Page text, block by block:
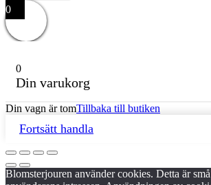
0
0
Din varukorg
Din vagn är tomTillbaka till butiken
Fortsätt handla
Blomsterjouren använder cookies. Detta är